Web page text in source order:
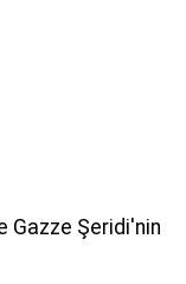
Gazze Şeridi'nin